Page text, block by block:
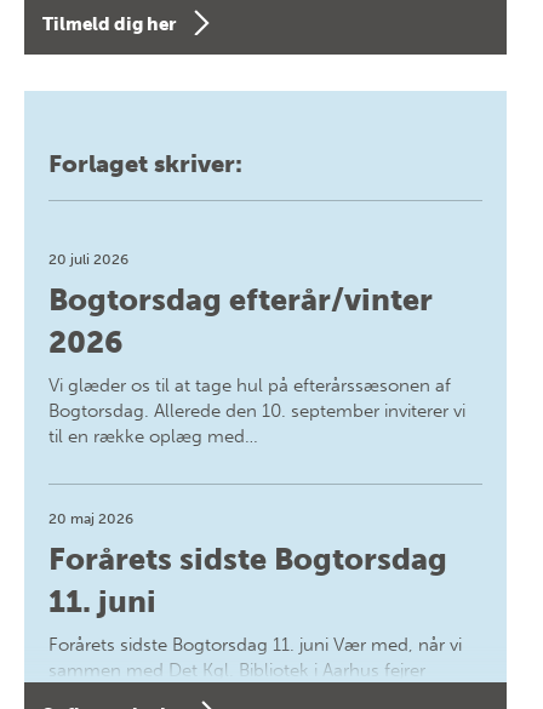
Tilmeld dig her
Forlaget skriver:
20 juli 2026
Bogtorsdag efterår/vinter
2026
Vi glæder os til at tage hul på efterårssæsonen af
Bogtorsdag. Allerede den 10. september inviterer vi
til en række oplæg med…
20 maj 2026
Forårets sidste Bogtorsdag
11. juni
Forårets sidste Bogtorsdag 11. juni Vær med, når vi
sammen med Det Kgl. Bibliotek i Aarhus fejrer
forfatterne bag vores nyes…